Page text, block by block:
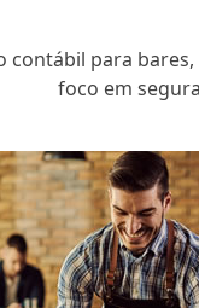
contábil para
foco em